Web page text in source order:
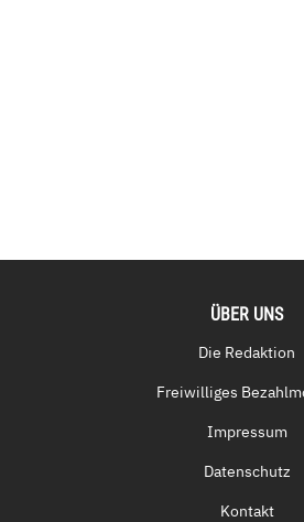
ÜBER UNS
Die Redaktion
Freiwilliges
Impressum
Datenschutz
Kontakt